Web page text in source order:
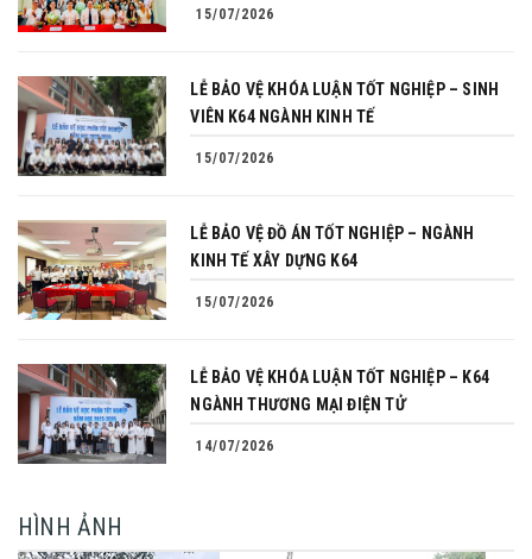
15/07/2026
LỄ BẢO VỆ KHÓA LUẬN TỐT NGHIỆP – SINH
VIÊN K64 NGÀNH KINH TẾ
15/07/2026
LỄ BẢO VỆ ĐỒ ÁN TỐT NGHIỆP – NGÀNH
KINH TẾ XÂY DỰNG K64
15/07/2026
LỄ BẢO VỆ KHÓA LUẬN TỐT NGHIỆP – K64
NGÀNH THƯƠNG MẠI ĐIỆN TỬ
14/07/2026
HÌNH ẢNH